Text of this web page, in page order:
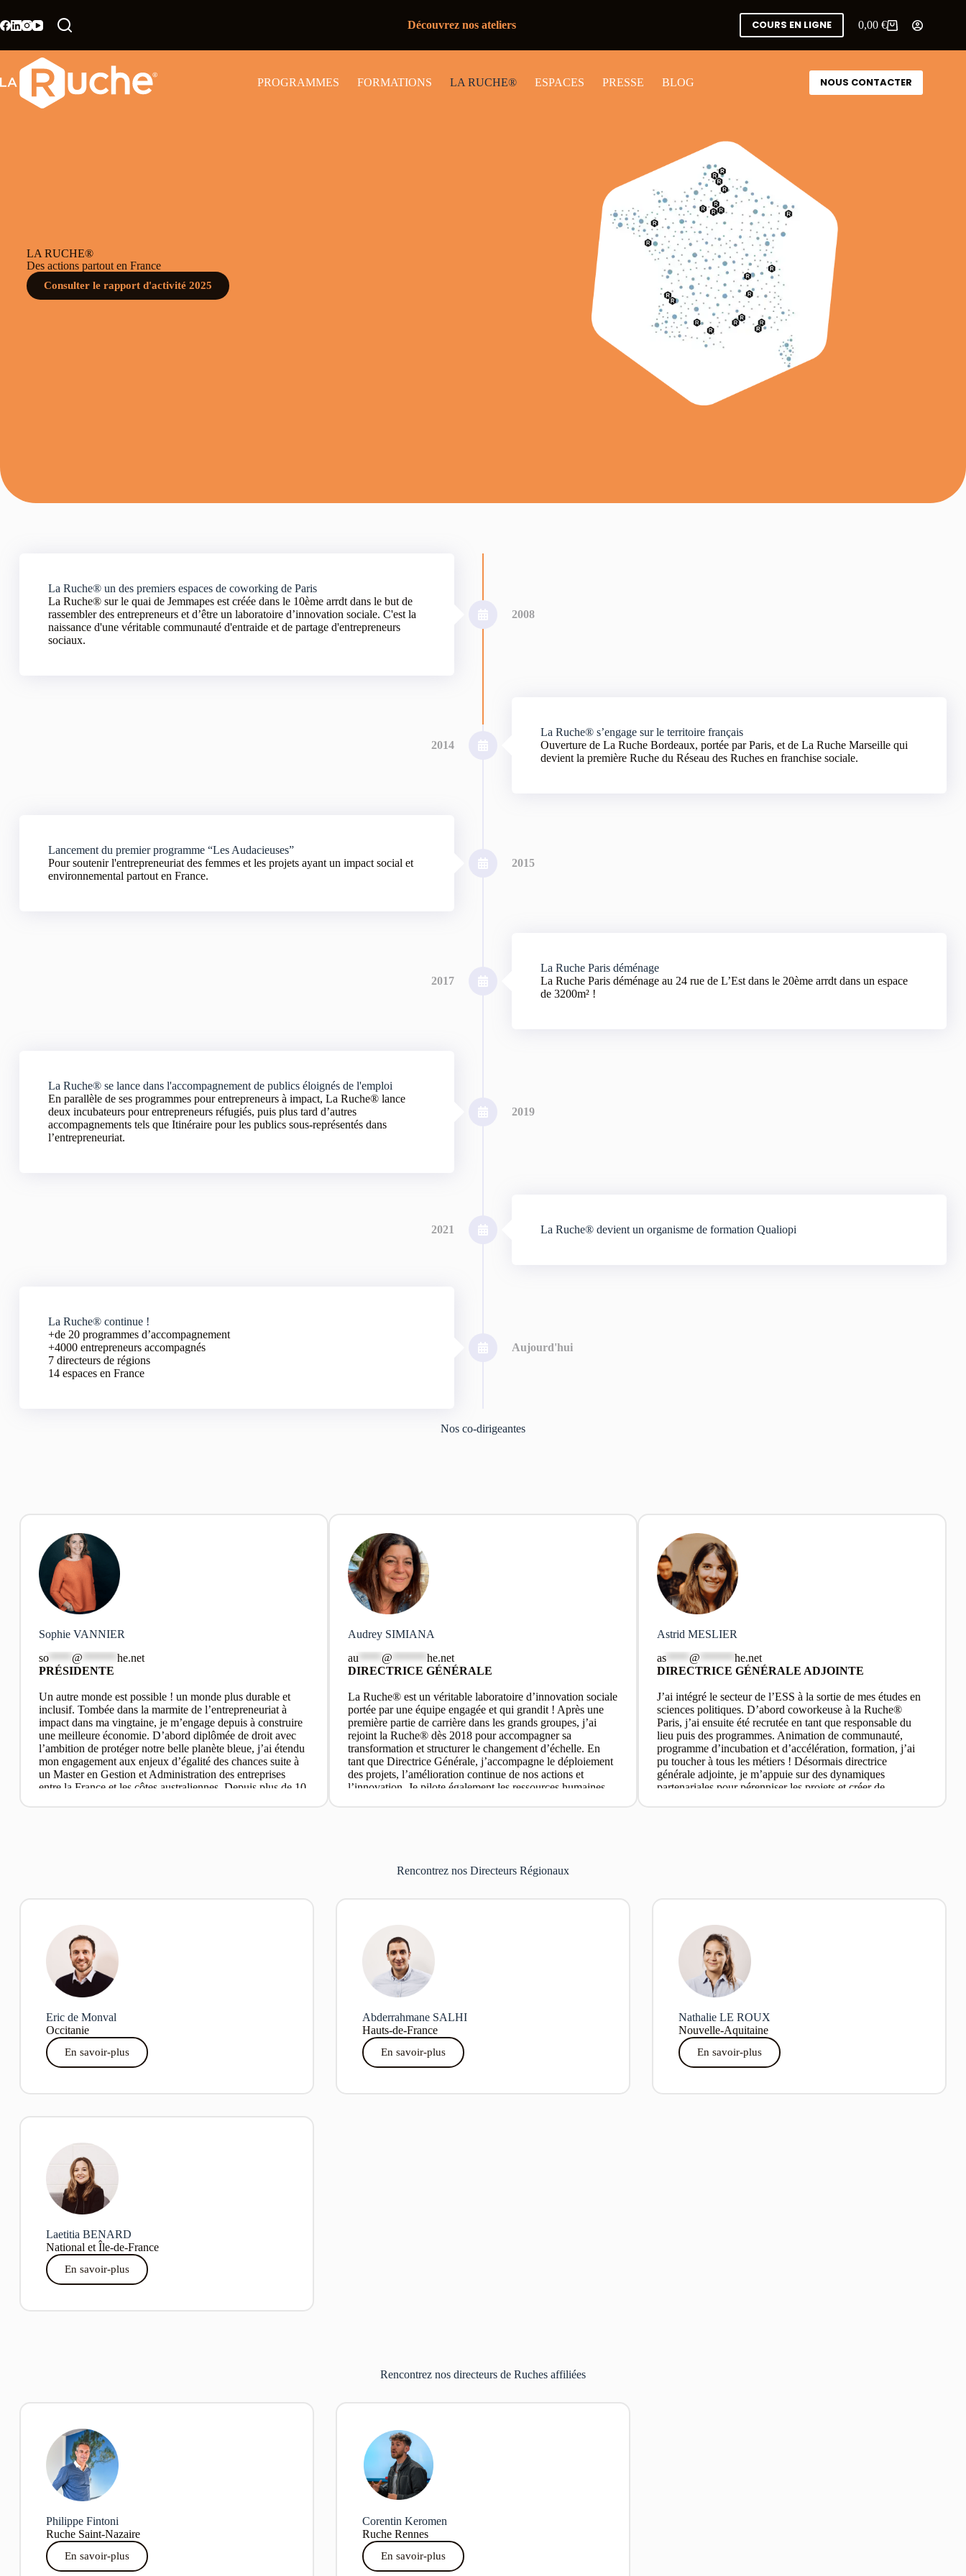
Découvrez nos ateliers COURS EN LIGNE 0,00 €
PROGRAMMES FORMATIONS LA RUCHE® ESPACES PRESSE BLOG NOUS CONTACTER
LA RUCHE®
Des actions partout en France
Consulter le rapport d'activité 2025
La Ruche® un des premiers espaces de coworking de Paris
La Ruche® sur le quai de Jemmapes est créée dans le 10ème arrdt dans le but de
rassembler des entrepreneurs et d’être un laboratoire d’innovation sociale. C'est la
naissance d'une véritable communauté d'entraide et de partage d'entrepreneurs
sociaux.
2008
La Ruche® s’engage sur le territoire français
Ouverture de La Ruche Bordeaux, portée par Paris, et de La Ruche Marseille qui
devient la première Ruche du Réseau des Ruches en franchise sociale.
2014
Lancement du premier programme “Les Audacieuses”
Pour soutenir l'entrepreneuriat des femmes et les projets ayant un impact social et
environnemental partout en France.
2015
La Ruche Paris déménage
La Ruche Paris déménage au 24 rue de L’Est dans le 20ème arrdt dans un espace
de 3200m² !
2017
La Ruche® se lance dans l'accompagnement de publics éloignés de l'emploi
En parallèle de ses programmes pour entrepreneurs à impact, La Ruche® lance
deux incubateurs pour entrepreneurs réfugiés, puis plus tard d’autres
accompagnements tels que Itinéraire pour les publics sous-représentés dans
l’entrepreneuriat.
2019
La Ruche® devient un organisme de formation Qualiopi
2021
La Ruche® continue !
+de 20 programmes d’accompagnement
+4000 entrepreneurs accompagnés
7 directeurs de régions
14 espaces en France
Aujourd'hui
Nos co-dirigeantes
Sophie VANNIER
so
@
he.net
PRÉSIDENTE
Un autre monde est possible ! un monde plus durable et
inclusif. Tombée dans la marmite de l’entrepreneuriat à
impact dans ma vingtaine, je m’engage depuis à construire
une meilleure économie. D’abord diplômée de droit avec
l’ambition de protéger notre belle planète bleue, j’ai étendu
mon engagement aux enjeux d’égalité des chances suite à
un Master en Gestion et Administration des entreprises
entre la France et les côtes australiennes. Depuis plus de 10
Audrey SIMIANA
au
@
he.net
DIRECTRICE GÉNÉRALE
La Ruche® est un véritable laboratoire d’innovation sociale
portée par une équipe engagée et qui grandit ! Après une
première partie de carrière dans les grands groupes, j’ai
rejoint la Ruche® dès 2018 pour accompagner sa
transformation et structurer le changement d’échelle. En
tant que Directrice Générale, j’accompagne le déploiement
des projets, l’amélioration continue de nos actions et
l’innovation. Je pilote également les ressources humaines
Astrid MESLIER
as
@
he.net
DIRECTRICE GÉNÉRALE ADJOINTE
J’ai intégré le secteur de l’ESS à la sortie de mes études en
sciences politiques. D’abord coworkeuse à la Ruche®
Paris, j’ai ensuite été recrutée en tant que responsable du
lieu puis des programmes. Animation de communauté,
programme d’incubation et d’accélération, formation, j’ai
pu toucher à tous les métiers ! Désormais directrice
générale adjointe, je m’appuie sur des dynamiques
partenariales pour pérenniser les projets et créer de
Rencontrez nos Directeurs Régionaux
Eric de Monval
Occitanie
En savoir-plus
Abderrahmane SALHI
Hauts-de-France
En savoir-plus
Nathalie LE ROUX
Nouvelle-Aquitaine
En savoir-plus
Laetitia BENARD
National et Île-de-France
En savoir-plus
Rencontrez nos directeurs de Ruches affiliées
Philippe Fintoni
Ruche Saint-Nazaire
En savoir-plus
Corentin Keromen
Ruche Rennes
En savoir-plus